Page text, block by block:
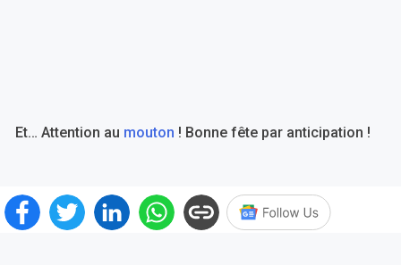
Et… Attention au mouton ! Bonne fête par anticipation !